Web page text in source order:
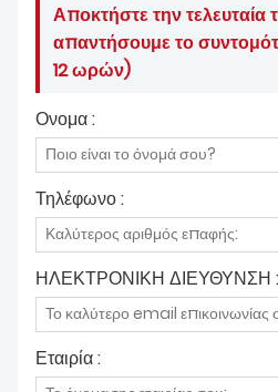
Αποκτήστε την τελευταία
απαντήσουμε το
12 ωρών)
Ονομα :
Τηλέφωνο :
ΗΛΕΚΤΡΟΝΙΚΗ ΔΙΕΥΘΥΝΣΗ :
Εταιρία :